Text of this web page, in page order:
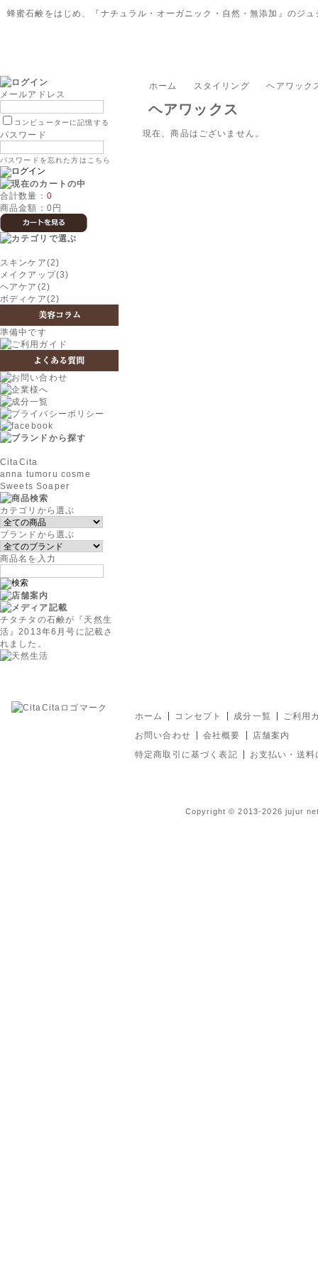
蜂蜜石鹸をはじめ、『ナチュラル・オーガニック・自然・無添加』のジ
メールアドレス
コンピューターに記憶する
パスワード
パスワードを忘れた方はこちら
合計数量： 0
商品金額： 0円
スキンケア(2)
メイクアップ(3)
ヘアケア(2)
ボディケア(2)
準備中です
CitaCita
anna tumoru cosme
Sweets Soaper
カテゴリから選ぶ
ブランドから選ぶ
商品名を入力
チタチタの石鹸が『天然生
活』2013年6月号に記載さ
れました。
ホーム スタイリング ヘアワック
ヘアワックス
現在、商品はございません。
ホーム コンセプト 成分一覧 ご利用
お問い合わせ 会社概要 店舗案内
特定商取引に基づく表記 お支払い・送料
Copyright © 2013-2026 jujur